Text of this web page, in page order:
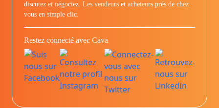
discutez et négociez. Les vendeurs et acheteurs prés de chez
vous en simple clic.
Restez connecté avec Cava